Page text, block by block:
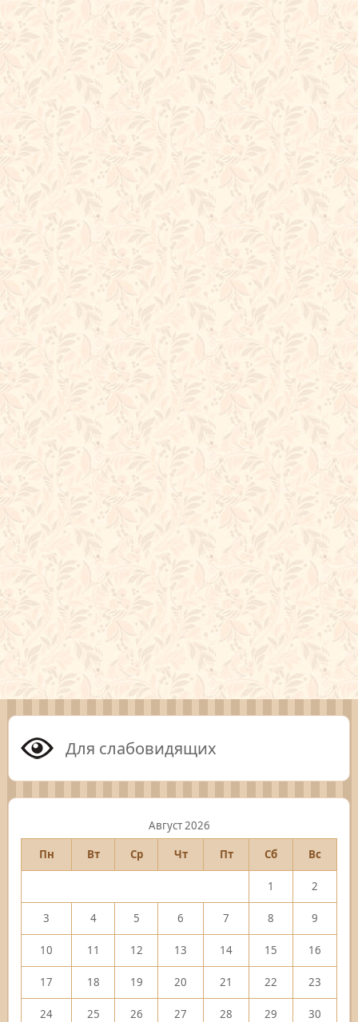
Для слабовидящих
Август 2026
Пн
Вт Ср Чт Пт Сб Вс
1 2
3 4 5 6 7 8 9
10 11 12 13 14 15 16
17 18 19 20 21 22 23
24 25 26 27 28 29 30